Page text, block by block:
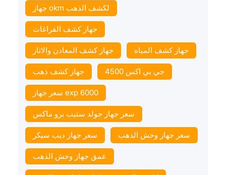
جهاز okm لكشف الذهب
جهاز كشف الفراغات
جهاز كشف المعادن والاثار جهاز كشف المياه
جهاز كشف ذهب جي بي اكس 4500
سعر جهاز exp 6000
سعر جهاز جولد ستيب برو ماكس
سعر جهاز ديب سيكر سعر جهاز وحش الذهب
عمق جهاز وحش الذهب